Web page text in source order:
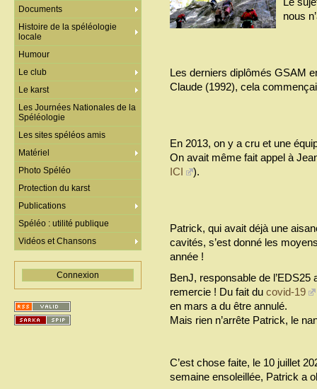
nous
Les derniers diplômés GSAM
Claude (1992), cela
En 2013, on y a cru et une
On avait même fait appel à
ICI
).
Patrick, qui avait déjà une
cavités, s’est donné les
année !
BenJ, responsable de
remercie ! Du fait du covid-19
en mars a du être annulé.
Mais rien n’arrête Patrick, le
C’est chose faite, le 10 juillet
semaine ensoleillée, Patrick a
Documents
Histoire de la spéléologie
locale
Humour
Le club
Le karst
Les Journées Nationales de la
Spéléologie
Les sites spéléos amis
Matériel
Photo Spéléo
Protection du karst
Publications
Spéléo : utilité publique
Vidéos et Chansons
Connexion